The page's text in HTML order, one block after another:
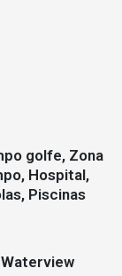
Hospital,
Piscinas